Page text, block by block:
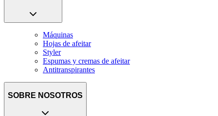
Máquinas
Hojas de afeitar
Styler
Espumas y cremas de afeitar
Antitranspirantes
SOBRE NOSOTROS